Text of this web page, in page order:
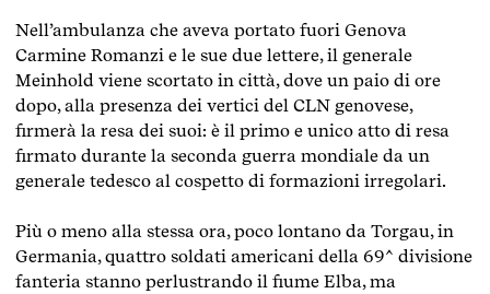
Nell’ambulanza che aveva portato fuori Genova
Carmine Romanzi e le sue due lettere, il generale
Meinhold viene scortato in città, dove un paio di ore
dopo, alla presenza dei vertici del CLN genovese,
firmerà la resa dei suoi: è il primo e unico atto di resa
firmato durante la seconda guerra mondiale da un
generale tedesco al cospetto di formazioni irregolari.
Più o meno alla stessa ora, poco lontano da Torgau, in
Germania, quattro soldati americani della 69^ divisione
fanteria stanno perlustrando il fiume Elba, ma